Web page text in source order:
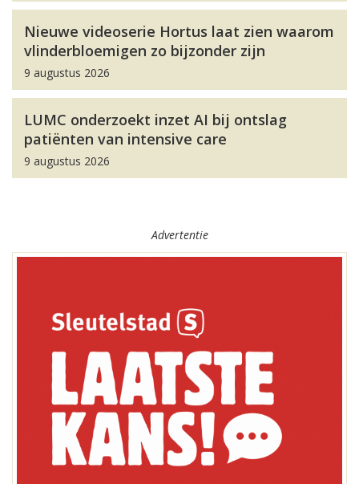
Nieuwe videoserie Hortus laat zien waarom
vlinderbloemigen zo bijzonder zijn
9 augustus 2026
LUMC onderzoekt inzet AI bij ontslag
patiënten van intensive care
9 augustus 2026
Advertentie